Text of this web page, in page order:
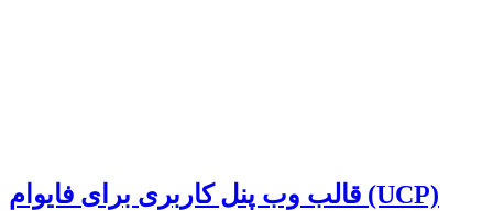
قالب وب پنل کاربری برای فایوام (UCP)